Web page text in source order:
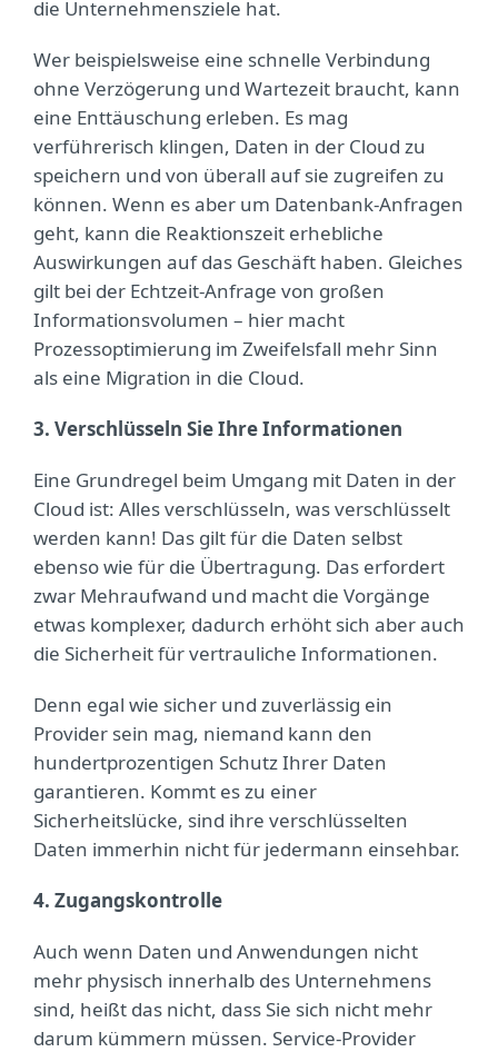
die Unternehmensziele hat.
Wer beispielsweise eine schnelle Verbindung
ohne Verzögerung und Wartezeit braucht, kann
eine Enttäuschung erleben. Es mag
verführerisch klingen, Daten in der Cloud zu
speichern und von überall auf sie zugreifen zu
können. Wenn es aber um Datenbank-Anfragen
geht, kann die Reaktionszeit erhebliche
Auswirkungen auf das Geschäft haben. Gleiches
gilt bei der Echtzeit-Anfrage von großen
Informationsvolumen – hier macht
Prozessoptimierung im Zweifelsfall mehr Sinn
als eine Migration in die Cloud.
3. Verschlüsseln Sie Ihre Informationen
Eine Grundregel beim Umgang mit Daten in der
Cloud ist: Alles verschlüsseln, was verschlüsselt
werden kann! Das gilt für die Daten selbst
ebenso wie für die Übertragung. Das erfordert
zwar Mehraufwand und macht die Vorgänge
etwas komplexer, dadurch erhöht sich aber auch
die Sicherheit für vertrauliche Informationen.
Denn egal wie sicher und zuverlässig ein
Provider sein mag, niemand kann den
hundertprozentigen Schutz Ihrer Daten
garantieren. Kommt es zu einer
Sicherheitslücke, sind ihre verschlüsselten
Daten immerhin nicht für jedermann einsehbar.
4. Zugangskontrolle
Auch wenn Daten und Anwendungen nicht
mehr physisch innerhalb des Unternehmens
sind, heißt das nicht, dass Sie sich nicht mehr
darum kümmern müssen. Service-Provider